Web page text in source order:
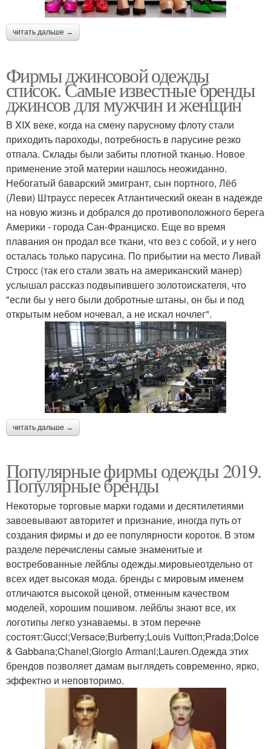
читать дальше →
Фирмы джинсовой одежды
список. Самые известные бренды
джинсов для мужчин и женщин
В XIX веке, когда на смену парусному флоту стали
приходить пароходы, потребность в парусине резко
отпала. Склады были забиты плотной тканью. Новое
применение этой материи нашлось неожиданно.
Небогатый баварский эмигрант, сын портного, Лёб
(Леви) Штраусс пересек Атлантический океан в надежде
на новую жизнь и добрался до противоположного берега
Америки - города Сан-Франциско. Еще во время
плавания он продал все ткани, что вез с собой, и у него
осталась только парусина. По прибытии на место Ливай
Стросс (так его стали звать на американский манер)
услышал рассказ подвыпившего золотоискателя, что
"если бы у него были добротные штаны, он бы и под
открытым небом ночевал, а не искал ночлег".
читать дальше →
Популярные фирмы одежды 2019.
Популярные бренды
Некоторые торговые марки годами и десятилетиями
завоевывают авторитет и признание, иногда путь от
создания фирмы и до ее популярности короток. В этом
разделе перечислены самые знаменитые и
востребованные лейблы одежды.мировыеотдельно от
всех идет высокая мода. бренды с мировым именем
отличаются высокой ценой, отменным качеством
моделей, хорошим пошивом. лейблы знают все, их
логотипы легко узнаваемы. в этом перечне
состоят:Gucci;Versace;Burberry;Louis Vuitton;Prada;Dolce
& Gabbana;Chanel;Giorgio Armani;Lauren.Одежда этих
брендов позволяет дамам выглядеть современно, ярко,
эффектно и неповторимо.